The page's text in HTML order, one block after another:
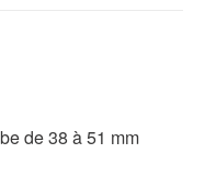
de 38 à 51 mm